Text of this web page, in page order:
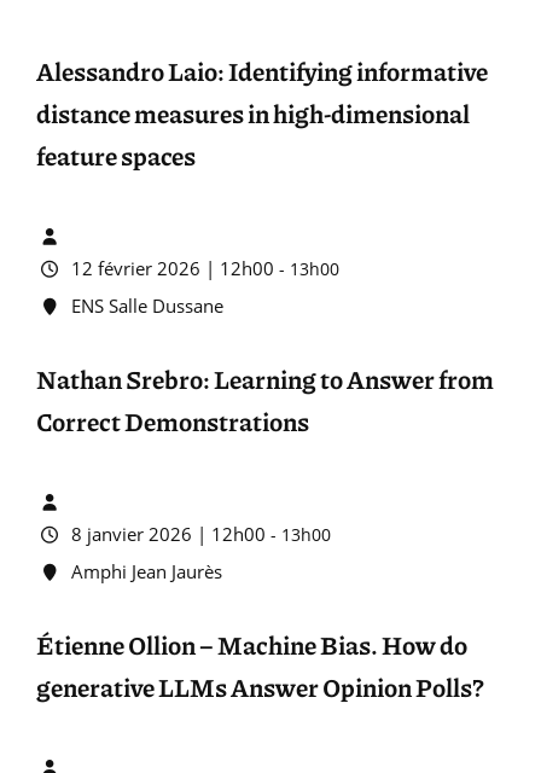
Alessandro Laio: Identifying informative
distance measures in high-dimensional
feature spaces
12 février 2026 | 12h00 - 13h00
ENS Salle Dussane
Nathan Srebro: Learning to Answer from
Correct Demonstrations
8 janvier 2026 | 12h00 - 13h00
Amphi Jean Jaurès
Étienne Ollion – Machine Bias. How do
generative LLMs Answer Opinion Polls?